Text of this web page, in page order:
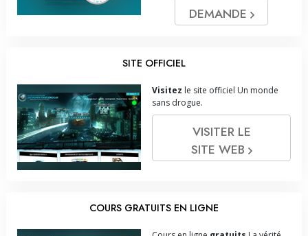
DEMANDE
SITE OFFICIEL
Visitez le site officiel Un monde
sans drogue.
VISITER LE
SITE WEB
COURS GRATUITS EN LIGNE